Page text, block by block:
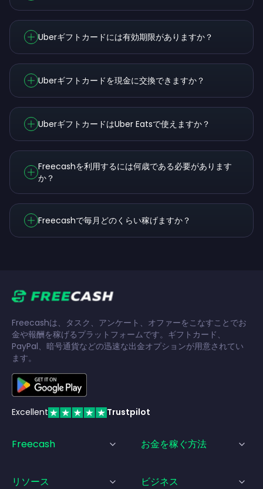
Uberギフトカードには有効期限がありますか？
Uberギフトカードを現金に交換できますか？
UberギフトカードはUber Eatsで使えますか？
Freecashを利用するには何歳である必要があります
か？
Freecashで毎月どのくらい稼げますか？
Freecashは、タスク、アンケート、オファーをこなすことでお
金や報酬を稼げるプラットフォームです。ギフトカード、
PayPal、暗号通貨などの迅速な出金オプションが用意されてい
ます。
Excellent Trustpilot
Freecash お金を稼ぐ方法
リソース ビジネス